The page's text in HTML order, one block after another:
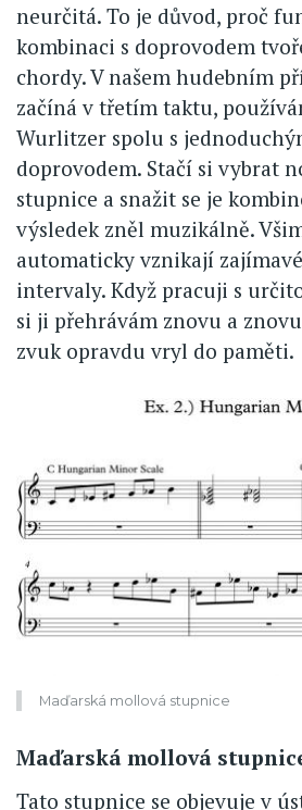
neurčitá. To je důvod, proč
kombinaci s doprovodem
chordy. V našem hudebním
začíná v třetím taktu,
Wurlitzer spolu s
doprovodem. Stačí si vybrat
stupnice a snažit se je
výsledek zněl muzikálně.
automaticky vznikají
intervaly. Když pracuji s
si ji přehrávám znovu a
zvuk opravdu vryl do paměti.
Maďarská mollová stupnice
Maďarská mollová
Tato stupnice se objevuje v